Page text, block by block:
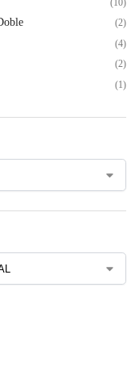
(2)
(4)
(2)
(1)